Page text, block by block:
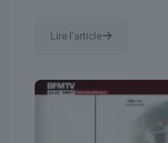
Lire l'article